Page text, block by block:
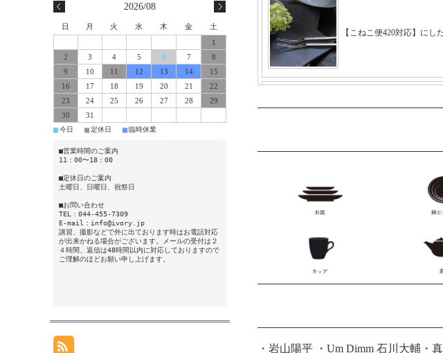
・ 岩山陽平 ・ Um Dimm 石川大輔・
2026/08
日 月 火 水 木 金
土
1
2
3 4 5 6 7
8
9
10 11 12 13 14
15
16
17 18 19 20 21
22
23
24 25 26 27 28
29
30
31
■今日 ■定休日 ■臨時休業
■営業時間のご案内
11：00〜18：00
■定休日のご案内
土曜日、日曜日、祝祭日
■お問い合わせ
TEL：044-455-7309
E-mail：info@ivory.jp
講習、撮影などで外に出ております時はお電話対応
が出来かねる場合がございます。メールの受付は２
４時間、返信は48時間以内に対応しておりますので
ご理解のほどお願い申し上げます。